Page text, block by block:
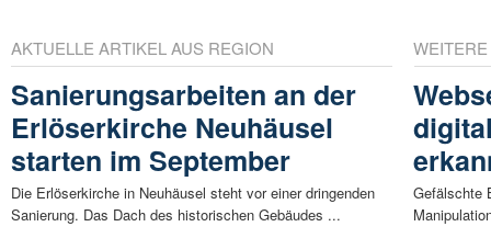
AKTUELLE ARTIKEL AUS REGION
Sanierungsarbeiten an der
Erlöserkirche Neuhäusel
starten im September
Die Erlöserkirche in Neuhäusel steht vor einer dringenden
Sanierung. Das Dach des historischen Gebäudes ...
Gefälschte